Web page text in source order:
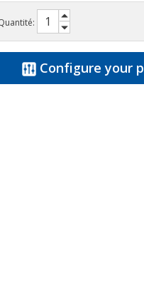
Configure your